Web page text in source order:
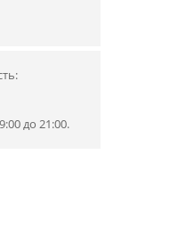
до 21:00.